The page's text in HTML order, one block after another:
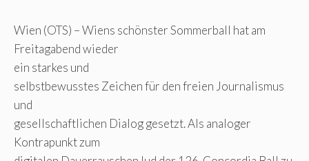
Wien (OTS) – Wiens schönster Sommerball hat am
Freitagabend wieder
ein starkes und
selbstbewusstes Zeichen für den freien Journalismus
und
gesellschaftlichen Dialog gesetzt. Als analoger
Kontrapunkt zum